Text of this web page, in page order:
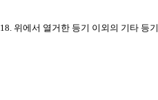
18. 위에서 열거한 등기 이외의 기타 등기